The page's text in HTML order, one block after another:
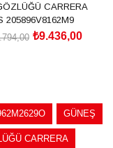
CARRERA
205896V8162M9
₺9.436,00
GÜNEŞ
CARRERA